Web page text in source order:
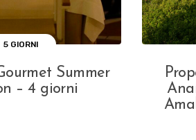
5 GIORNI
Summer
– 4 giorni